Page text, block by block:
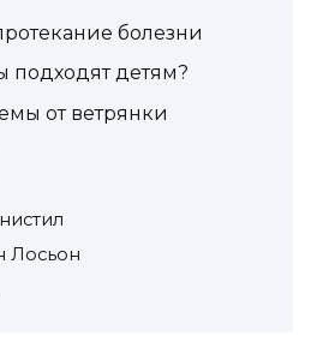
болезни
подходят детям?
от ветрянки
Лосьон